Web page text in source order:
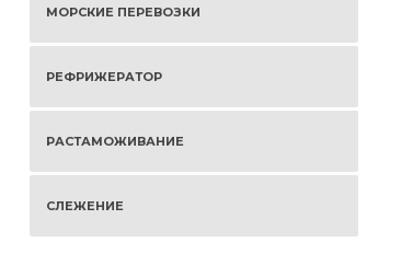
МОРСКИЕ ПЕРЕВОЗКИ
РЕФРИЖЕРАТОР
РАСТАМОЖИВАНИЕ
СЛЕЖЕНИЕ